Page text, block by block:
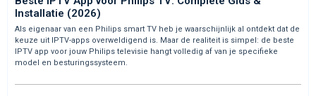
Installatie (2026)
Als eigenaar van een Philips smart TV heb je waarschijnlijk al ontdekt dat de
keuze uit IPTV-apps overweldigend is. Maar de realiteit is simpel: de beste
IPTV app voor jouw Philips televisie hangt volledig af van je specifieke
model en besturingssysteem.